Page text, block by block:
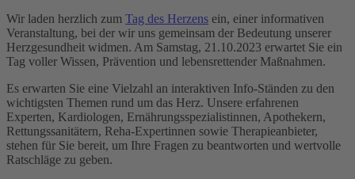
Wir laden herzlich zum Tag des Herzens ein, einer informativen
Veranstaltung, bei der wir uns gemeinsam der Bedeutung unserer
Herzgesundheit widmen. Am Samstag, 21.10.2023 erwartet Sie ein
Tag voller Wissen, Prävention und lebensrettender Maßnahmen.
Es erwarten Sie eine Vielzahl an interaktiven Info-Ständen zu den
wichtigsten Themen rund um das Herz. Unsere erfahrenen
Experten, Kardiologen, Ernährungsspezialistinnen, Apothekern,
Rettungssanitätern, Reha-Expertinnen sowie Therapieanbieter,
stehen für Sie bereit, um Ihre Fragen zu beantworten und wertvolle
Ratschläge zu geben.